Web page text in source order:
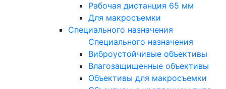
Рабочая дистанция 65 мм
Для макросъемки
Специального назначения
Специального назначения
Виброустойчивые объективы
Влагозащищенные объективы
Объективы для макросъемки